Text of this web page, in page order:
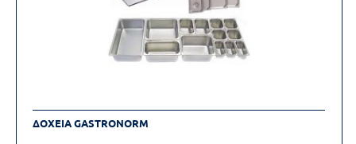
ΔΟΧΕΙΑ GASTRONORM